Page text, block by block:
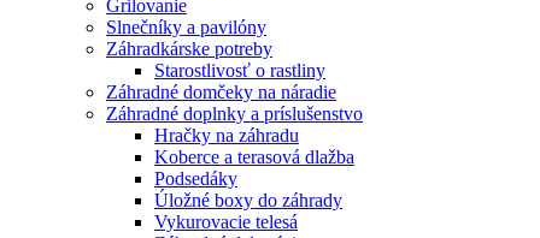
Grilovanie
Slnečníky a pavilóny
Záhradkárske potreby
Starostlivosť o rastliny
Záhradné domčeky na náradie
Záhradné doplnky a príslušenstvo
Hračky na záhradu
Koberce a terasová dlažba
Podsedáky
Úložné boxy do záhrady
Vykurovacie telesá